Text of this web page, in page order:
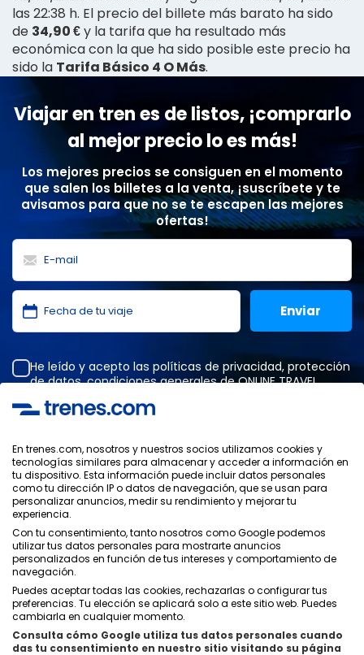
las 22:38 h. El precio del billete más barato ha sido
de 34,90 €y la tarifa que ha resultado más
económica con la que ha sido posible este precio ha
sido la Tarifa Básico 4 O Más.
Viajar en tren es de listos, ¡comprarlo
al mejor precio lo es más!
Los mejores precios se consiguen en el momento
que salen los billetes a la venta, ¡suscríbete y te
avisamos para que no se te escapen las mejores
ofertas!
He leído y acepto las políticas de privacidad, protección
de datos,condiciones generalesde ONLINE TRAVEL
Política de Privacidad
Condiciones Generales
Política de Cookies
Aviso Legal
Quiénes Somos ixigo
En trenes.com, nosotros y nuestros socios utilizamos cookies y
tecnologías similares para almacenar y acceder a información en
tu dispositivo. Esta información puede incluir datos personales
como tu dirección IP o datos de navegación, que se usan para
personalizar anuncios, medir su rendimiento y mejorar tu
experiencia.
Con tu consentimiento, tanto nosotros como Google podemos
utilizar tus datos personales para mostrarte anuncios
personalizados en función de tus intereses y comportamiento de
navegación.
Puedes aceptar todas las cookies, rechazarlas o configurar tus
preferencias. Tu elección se aplicará solo a este sitio web. Puedes
cambiarla en cualquier momento.
Consulta cómo Google utiliza tus datos personales cuando
das tu consentimiento en nuestro sitio visitando su página